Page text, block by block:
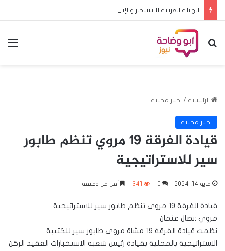
بحث عن
الرئيسية / اخبار محلية
اخبار محلية
قيادة الفرقة ١٩ مروي تنظم طابور
سير للاستراتيجية
مايو 14, 2024 0
341 أقل من دقيقة
قيادة الفرقة ١٩ مروي تنظم طابور سير للاستراتيجية
مروي :نضال عثمان
نظمت قيادة الفرقة ١٩ مشاة مروي طابور سير للكتيبة
الاستراتيجية بالمحلية بقيادة رئيس شعبة الاستخبارات العقيد الركن